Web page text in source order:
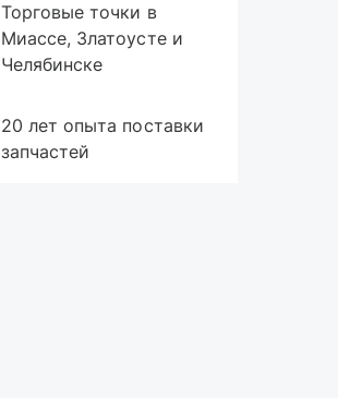
Торговые точки в
Миассе, Златоусте и
Челябинске
20 лет опыта поставки
запчастей